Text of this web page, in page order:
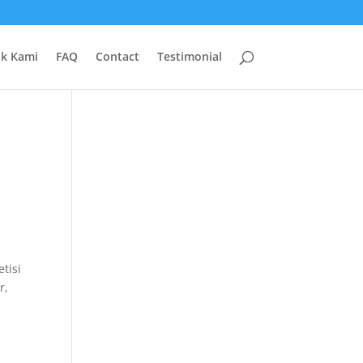
Kami FAQ Contact Testimonial